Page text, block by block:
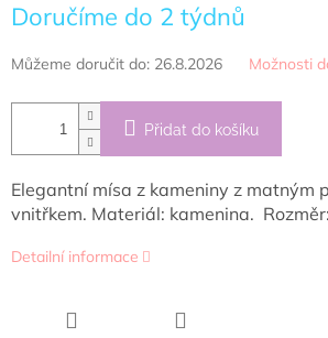
cena:
Doručíme do 2 týdnů
Můžeme doručit do: 26.8.2026 Možnosti
Přidat do košíku
Elegantní mísa z kameniny z matným
vnitřkem. Materiál: kamenina.
Detailní informace